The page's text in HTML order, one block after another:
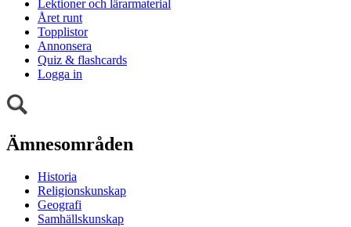
Lektioner och lärarmaterial
Året runt
Topplistor
Annonsera
Quiz & flashcards
Logga in
Ämnesområden
Historia
Religionskunskap
Geografi
Samhällskunskap